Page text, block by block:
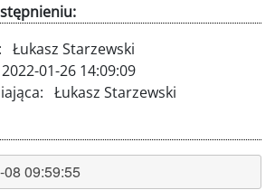
Łukasz Starzewski
2022-01-26 14:09:09
Łukasz Starzewski
09:59:55